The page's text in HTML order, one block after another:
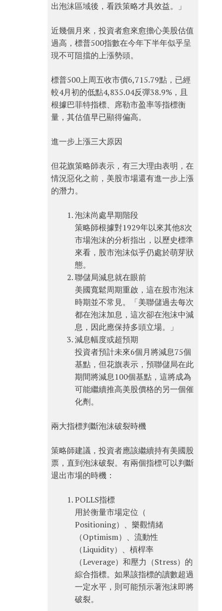
出泡沫區域後，看跌策略才具效益。」
近幾個月來，投資者愈來愈擔心美股估值
過高，標普500指數在今年下半年似乎呈
現不可阻擋的上漲勢頭。
標普500上周五收市價6,715.79點，已經
較4月初的低點4,835.04反彈38.9%，且
根據巴菲特指標、席勒市盈率等指標衡
量，其估值早已顯得偏高。
進一步上漲三大原因
但花旗策略師表示，有三大理由表明，在
情況惡化之前，美股市場還有進一步上漲
的潛力。
泡沫尚處早期階段
策略師根據對1929年以來其他8次
市場泡沫的分析指出，以歷史標準
來看，股市泡沫似乎仍處於萌芽狀
態。
聯儲局減息就在眼前
美國寬鬆周期重啟，這在股市泡沫
時期並不常見。「美聯儲過去每次
都在泡沫加息，這次卻在泡沫中減
息，因此應保持多頭立場。」
減息幅度或超預期
投資者預計未來6個月將減息75個
基點，但花旗表示，預聯儲局在此
期間將減息100個基點，這將成為
可能繼續推高美股價格的另一個催
化劑。
兩大指標判斷泡沫破裂時機
策略師建議，投資者應該繼續持有美國股
票，直到泡沫破裂。有兩個指標可以判斷
退出市場的時機：
POLLS指標
用於衡量市場定位（
Positioning）、樂觀情緒
（Optimism）、流動性
（Liquidity）、槓桿率
（Leverage）和壓力（Stress）的
綜合指標。如果該指標的讀數超過
一定水平，則可能預示著泡沫即將
破裂。